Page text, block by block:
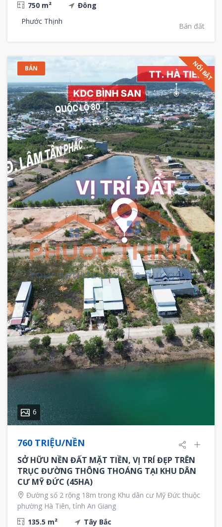
750 m²
Đông
Phước Thịnh
Bán đất
BÁN NỔI BẬT
6
760 TRIỆU/NỀN
SỞ HỮU NỀN ĐẤT MẶT TIỀN, VỊ TRÍ ĐẸP TRÊN
TRỤC ĐƯỜNG THÔNG THOÁNG TẠI KHU DÂN
CƯ MỸ ĐỨC (45HA)
Đường số 2 rộng 18m trong Khu dân cư Mỹ Đức thuộc
phường Hà Tiên, tỉnh An Giang
135.5 m²
Tây Bắc